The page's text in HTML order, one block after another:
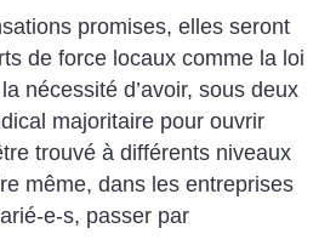
promises, elles seront
de force locaux comme la loi
nécessité d’avoir, sous deux
majoritaire pour ouvrir
trouvé à différents niveaux
même, dans les entreprises
e-s, passer par